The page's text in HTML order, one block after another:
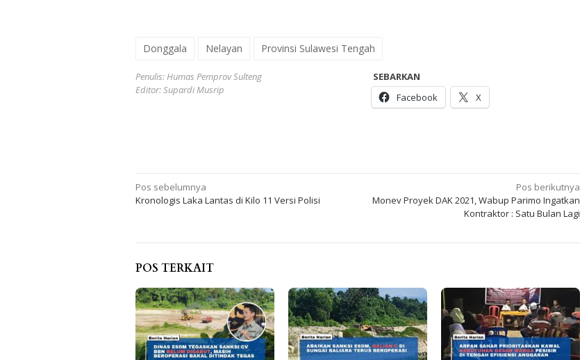
Donggala Nelayan Provinsi Sulawesi Tengah
Penulis: Humas Pemprov Sulteng
Editor: Supardi Musrip
SEBARKAN
Facebook
X
Navigasi
pos
Pos sebelumnya
Kronologis Laka Lantas di Kilo 11 Versi Polisi
Pos berikutnya
Monev Proyek DAK 2021, Wabup Parimo Ingatkan
Kontraktor : Satu Bulan Lagi
POS TERKAIT